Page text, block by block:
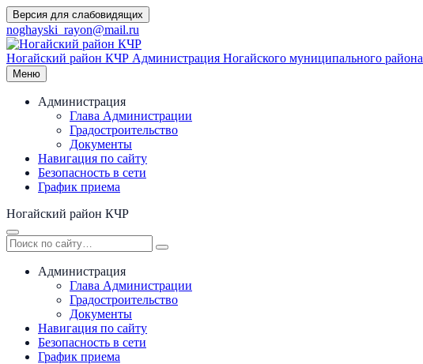
Перейти
к
содержимому
Версия для слабовидящих
noghayski_rayon@mail.ru
Ногайский район КЧР Администрация Ногайского муниципального района
Меню
Администрация
Глава Администрации
Градостроительство
Документы
Навигация по сайту
Безопасность в сети
График приема
Ногайский район КЧР
Администрация
Глава Администрации
Градостроительство
Документы
Навигация по сайту
Безопасность в сети
График приема